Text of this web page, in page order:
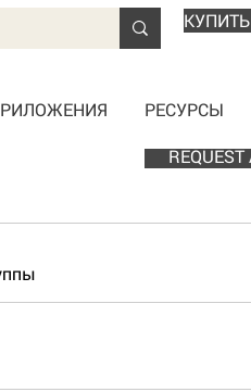
РЕСУРСЫ
REQUEST